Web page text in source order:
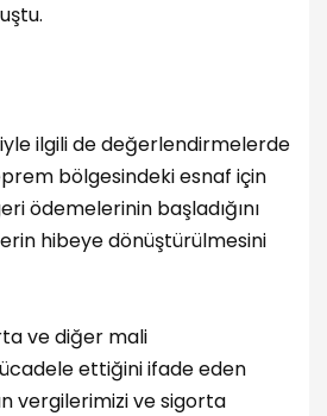
ilgili de değerlendirmelerde
bölgesindeki esnaf için
ödemelerinin başladığını
hibeye dönüştürülmesini
ve diğer mali
ettiğini ifade eden
vergilerimizi ve sigorta